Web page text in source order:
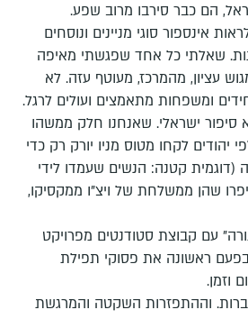
הם כבר סירבו מרוב שפע.
אינספור סוגי מניינים ונוסחים
שאלתי כל אחד שפגשתי מאיפה
עציון, מהמרכז, מעוטף עזה. לא
ומשפחות מתאמצים ועולים לרגל.
סיפור ישראלי. שאנחנו חלק ממשהו
יהודים לקחו מטוס מניו יורק רק כדי
(דוגמית קטנה: הנשים שעמדו לידי
שהן ממשלחת של ויצ"ו ממקסיקו,
עם קבוצת סטודנטים מפרויקט
ראשונה את פסוקי תפילת
וזמן.
וההתפזרות השקטה והמרגשת